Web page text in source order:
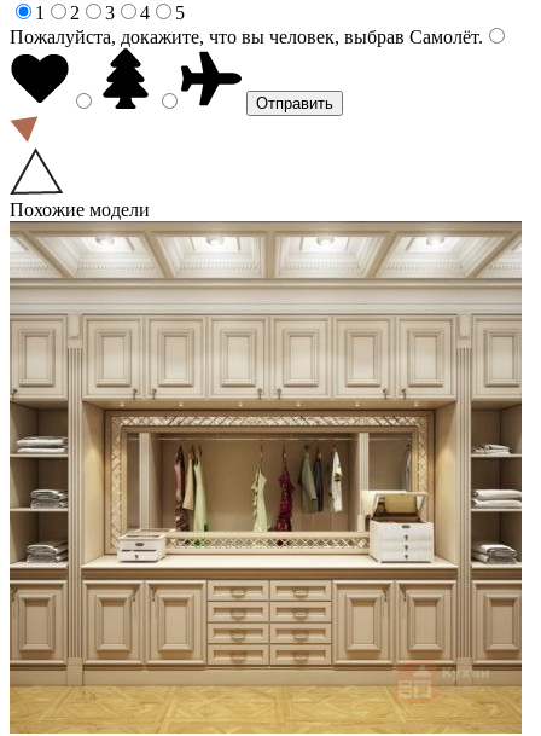
1
2 3 4
5
Пожалуйста, докажите, что вы человек, выбрав Самолёт.
Похожие модели